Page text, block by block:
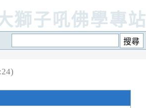
獅子吼佛學專站